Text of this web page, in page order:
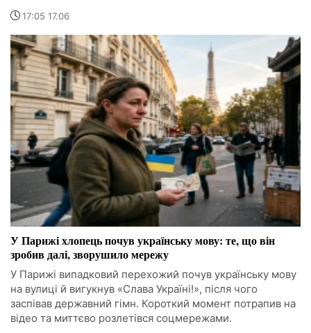
17:05 17.06
У Парижі хлопець почув українську мову: те, що він
зробив далі, зворушило мережу
У Парижі випадковий перехожий почув українську мову
на вулиці й вигукнув «Слава Україні!», після чого
заспівав державний гімн. Короткий момент потрапив на
відео та миттєво розлетівся соцмережами.